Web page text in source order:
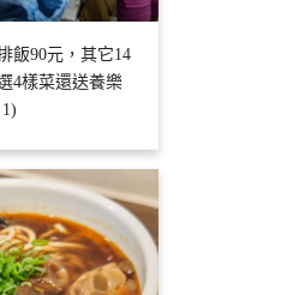
飯90元，其它14
4樣菜還送養樂